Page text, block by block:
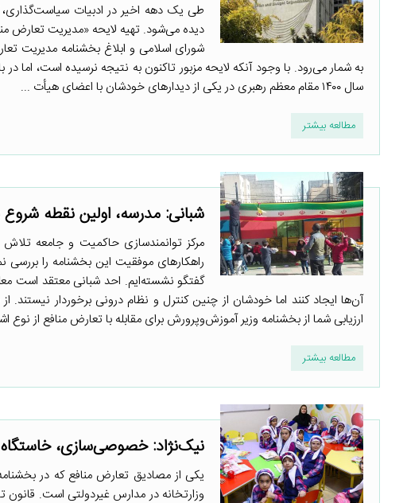
طی یک دهه اخیر در ادبیات سیاست‌گذاری،
شورای اسلامی و ابلاغ بخشنامه مدیریت
به شمار می‌رود. با وجود آنکه لایحه مزبور تاکنون به نتیجه نرسیده است، اما
سال ۱۴۰۰ مقام معظم رهبری در یکی از دیدارهای خودشان با اعضای هیأت ...
مطالعه بیشتر
شبانی: مدرسه، اولین نقطه
مرکز توانمندسازی حاکمیت و جامعه
راهکارهای موفقیت این بخشنامه را
گفتگو نشسته‌ایم. احد شبانی معتقد است
آن‌ها ایجاد کنند اما خودشان از چنین کنترل و نظام درونی برخوردار نیستند.
ارزیابی شما از بخشنامه وزیر آموزش‌وپرورش برای مقابله با تعارض منافع از نوع
مطالعه بیشتر
نیک‌نژاد: خصوصی‌سازی،
یکی از مصادیق تعارض منافع که در